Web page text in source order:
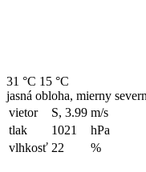
31 °C 15 °C
jasná obloha, mierny
vietor
S, 3.99 m/s
tlak
1021
hPa
vlhkosť 22 %